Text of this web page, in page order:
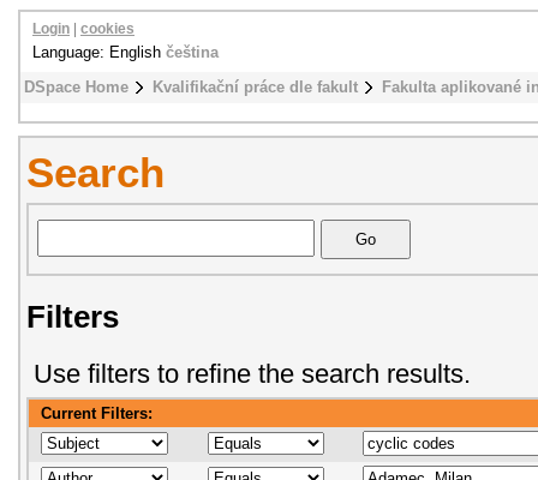
DSpace Home Kvalifikační práce dle fakult Fakulta aplikované
Login cookies
Language: English čeština
Search
Filters
Use filters to refine the search results.
Current Filters: